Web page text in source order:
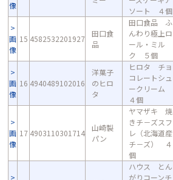
像
ソート ４個
画
像
15 4582532201927
田口食
品
田口食品 ふ
んわり極上ロ
ール・ミル
ク ５個
画
像
16 4940489102016
洋菓子
のヒロ
タ
ヒロタ チョ
コレートシュ
ークリーム
４個
画
像
17 4903110301714
山崎製
パン
ヤマザキ 焼
きチ－ズスフ
レ（北海道産
チ－ズ） ４
個
ハウス とん
がりコーンチ